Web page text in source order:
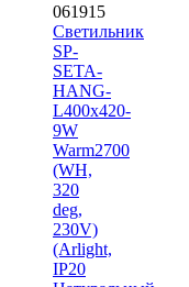
061915
Светильник
SP-
SETA-
HANG-
L400х420-
9W
Warm2700
(WH,
320
deg,
230V)
(Arlight,
IP20